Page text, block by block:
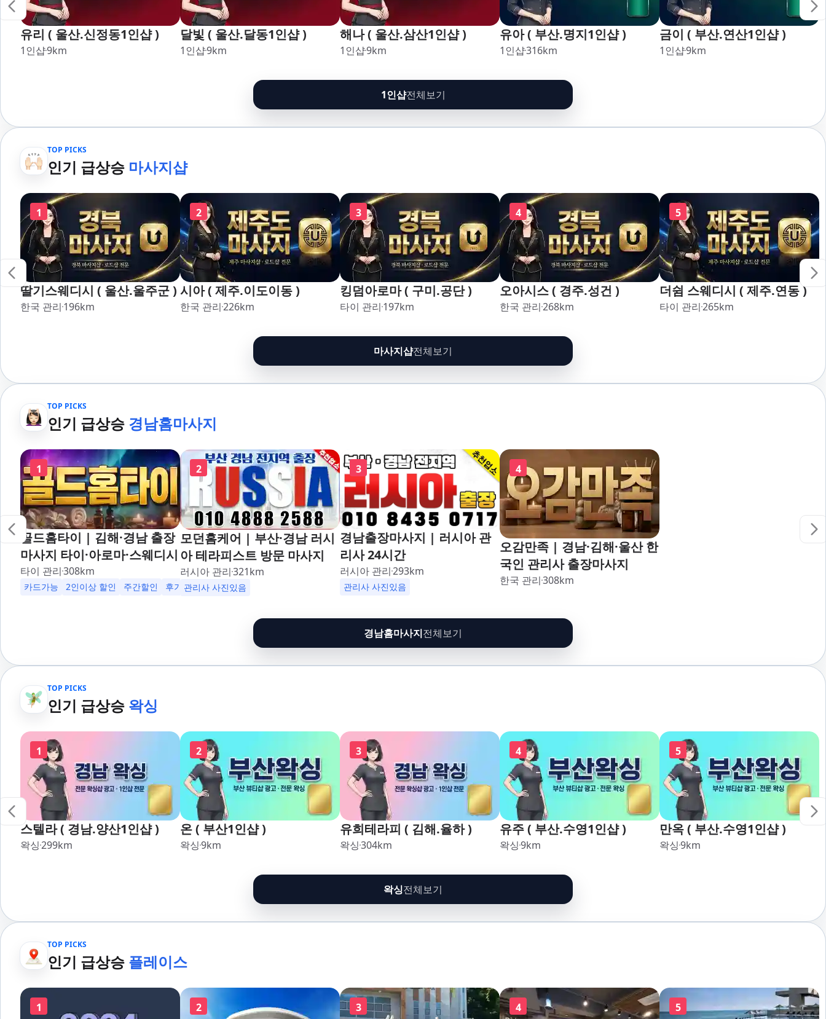
유리 ( 울산.신정동1인샵 )
1인샵9km
달빛 ( 울산.달동1인샵 )
1인샵9km
해나 ( 울산.삼산1인샵 )
1인샵9km
유아 ( 부산.명지1인샵 )
1인샵316km
금이 ( 부산.연산1인샵 )
1인샵9km
1인샵전체보기
TOP PICKS
인기 급상승 마사지샵
1
딸기스웨디시 ( 울산.울주군 )
한국 관리 196km
2
시아 ( 제주.이도이동 )
한국 관리226km
3
킹덤아로마 ( 구미.공단 )
타이 관리 197km
4
오아시스 ( 경주.성건 )
한국 관리268km
5
더쉼 스웨디시 ( 제주.연동 )
타이 관리265km
마사지샵전체보기
TOP PICKS
인기 급상승 경남홈마사지
1
골드홈타이 | 김해·경남 출장
마사지 타이·아로마·스웨디시
타이 관리308km
카드가능 2인이상 할인 주간할인 후기할인 생일할인
2
모던홈케어 | 부산·경남 러시
아 테라피스트 방문 마사지
러시아 관리321km
관리사 사진있음
3
경남출장마사지 | 러시아 관
리사 24시간
러시아 관리293km
관리사 사진있음
4
오감만족 | 경남·김해·울산 한
국인 관리사 출장마사지
한국 관리308km
경남홈마사지전체보기
TOP PICKS
인기 급상승 왁싱
1
스텔라 ( 경남.양산1인샵 )
왁싱299km
2
온 ( 부산1인샵 )
왁싱9km
3
유희테라피 ( 김해.율하 )
왁싱304km
4
유주 ( 부산.수영1인샵 )
왁싱9km
5
만옥 ( 부산.수영1인샵 )
왁싱9km
왁싱전체보기
TOP PICKS
인기 급상승 플레이스
1 2 3 4 5